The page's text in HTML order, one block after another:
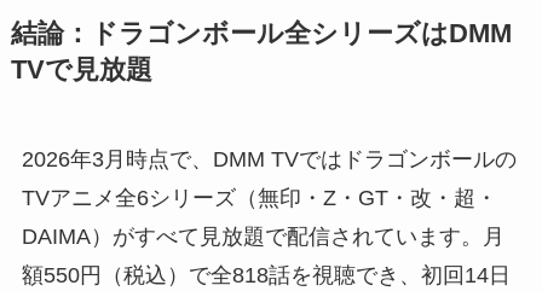
結論：ドラゴンボール全シリーズはDMM
TVで見放題
2026年3月時点で、DMM TVではドラゴンボールの
TVアニメ全6シリーズ（無印・Z・GT・改・超・
DAIMA）がすべて見放題で配信されています。月
額550円（税込）で全818話を視聴でき、初回14日